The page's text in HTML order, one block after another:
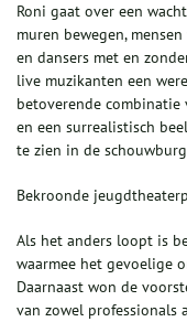
Roni gaat over een
muren bewegen,
en dansers met en
live muzikanten een
betoverende combinatie
en een surrealistisch
te zien in de
Bekroonde
Als het anders loopt is
waarmee het gevoelige
Daarnaast won de
van zowel professionals